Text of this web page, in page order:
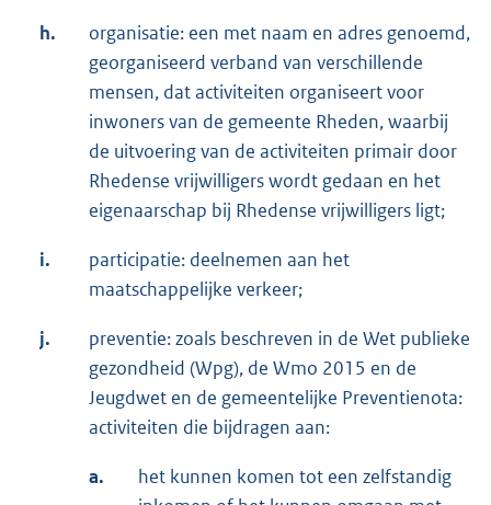
h.
organisatie: een met naam en adres genoemd,
georganiseerd verband van verschillende
mensen, dat activiteiten organiseert voor
inwoners van de gemeente Rheden, waarbij
de uitvoering van de activiteiten primair door
Rhedense vrijwilligers wordt gedaan en het
eigenaarschap bij Rhedense vrijwilligers ligt;
i.
participatie: deelnemen aan het
maatschappelijke verkeer;
j.
preventie: zoals beschreven in de Wet publieke
gezondheid (Wpg), de Wmo 2015 en de
Jeugdwet en de gemeentelijke Preventienota:
activiteiten die bijdragen aan:
a.
het kunnen komen tot een zelfstandig